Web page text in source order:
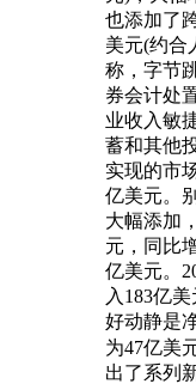
也添加了
美元(约合
称，字节
券会计处
业收入敏
蓄和其他
实现的市
亿美元。
大幅添加
元，同比
亿美元。
入183亿
好动静是
为47亿美
出了系列